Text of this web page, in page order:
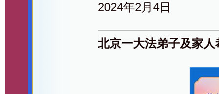
2024年2月4日
北京一大法弟子及家